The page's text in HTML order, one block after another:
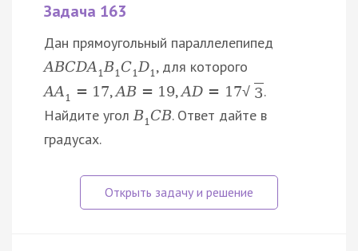
Задача 163
Дан прямоугольный параллелепипед
ABCDA1B1C1D1, для которого
AA 1 = 17,AB = 19,AD = 17√ 3.
Найдите уголB1CB. Ответ дайте в
градусах.